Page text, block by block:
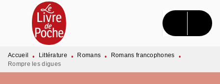
MENU RECHERCHE CONTENU
PIED DE PAGE
Accueil • Littérature • Romans • Romans francophones
•
Rompre les digues